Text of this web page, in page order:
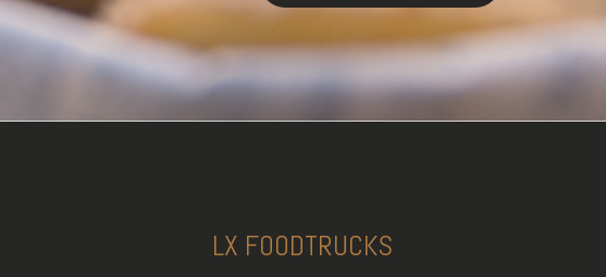
LX FOODTRUCKS